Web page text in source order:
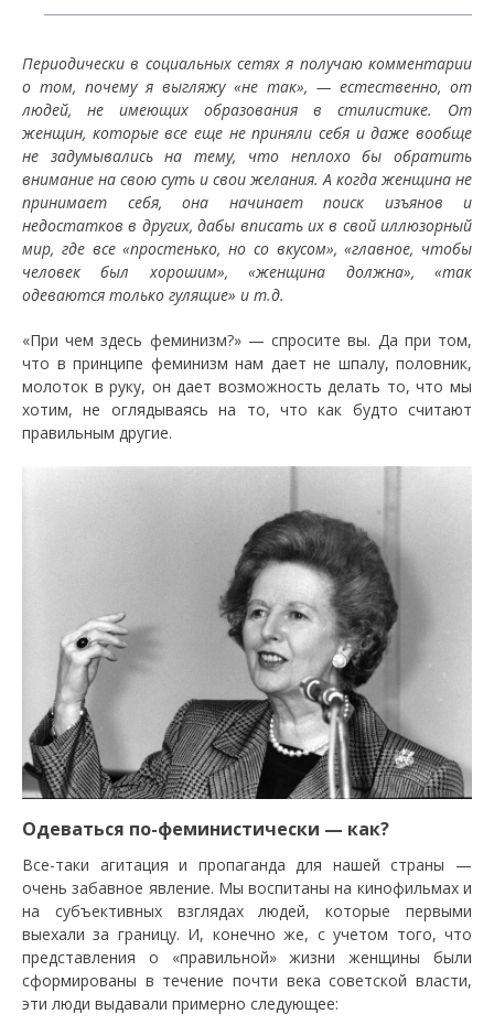
Периодически в социальных сетях я получаю комментарии
о том, почему я выгляжу «не так», — естественно, от
людей, не имеющих образования в стилистике. От
женщин, которые все еще не приняли себя и даже вообще
не задумывались на тему, что неплохо бы обратить
внимание на свою суть и свои желания. А когда женщина не
принимает себя, она начинает поиск изъянов и
недостатков в других, дабы вписать их в свой иллюзорный
мир, где все «простенько, но со вкусом», «главное, чтобы
человек был хорошим», «женщина должна», «так
одеваются только гулящие» и т.д.
«При чем здесь феминизм?» — спросите вы. Да при том,
что в принципе феминизм нам дает не шпалу, половник,
молоток в руку, он дает возможность делать то, что мы
хотим, не оглядываясь на то, что как будто считают
правильным другие.
Одеваться по-феминистически — как?
Все-таки агитация и пропаганда для нашей страны —
очень забавное явление. Мы воспитаны на кинофильмах и
на субъективных взглядах людей, которые первыми
выехали за границу. И, конечно же, с учетом того, что
представления о «правильной» жизни женщины были
сформированы в течение почти века советской власти,
эти люди выдавали примерно следующее: